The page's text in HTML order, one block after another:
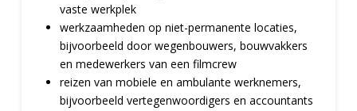
vaste werkplek
werkzaamheden op niet-permanente locaties,
bijvoorbeeld door wegenbouwers, bouwvakkers
en medewerkers van een filmcrew
reizen van mobiele en ambulante werknemers,
bijvoorbeeld vertegenwoordigers en accountants